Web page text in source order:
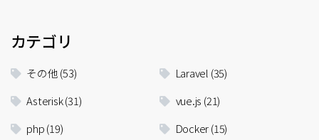
カテゴリ
その他(53) Laravel (35)
Asterisk(31) vue.js (21)
php(19) Docker(15)